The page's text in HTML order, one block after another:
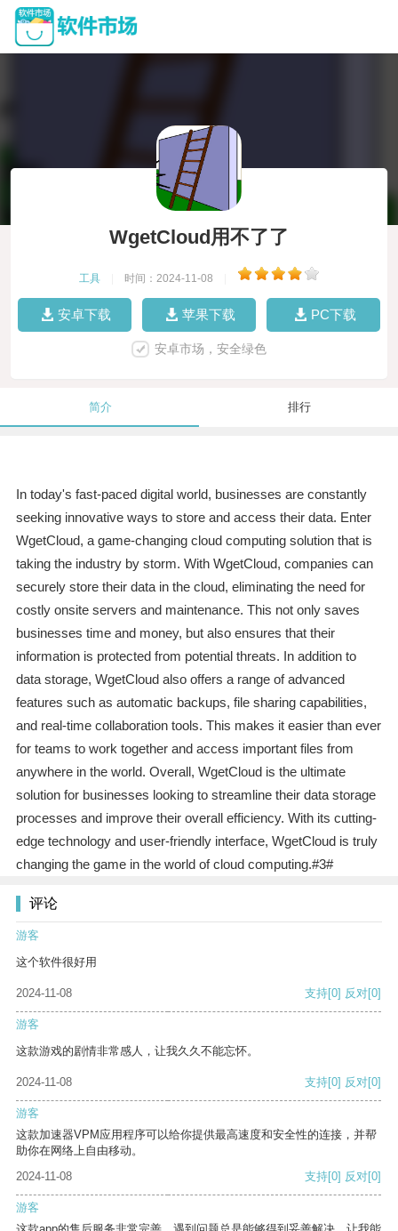
WgetCloud用不了了
工具 时间：2024-11-08
安卓下载 苹果下载 PC下载
安卓市场，安全绿色
简介 排行
In today's fast-paced digital world, businesses are constantly
seeking innovative ways to store and access their data. Enter
WgetCloud, a game-changing cloud computing solution that is
taking the industry by storm. With WgetCloud, companies can
securely store their data in the cloud, eliminating the need for
costly onsite servers and maintenance. This not only saves
businesses time and money, but also ensures that their
information is protected from potential threats. In addition to
data storage, WgetCloud also offers a range of advanced
features such as automatic backups, file sharing capabilities,
and real-time collaboration tools. This makes it easier than ever
for teams to work together and access important files from
anywhere in the world. Overall, WgetCloud is the ultimate
solution for businesses looking to streamline their data storage
processes and improve their overall efficiency. With its cutting-
edge technology and user-friendly interface, WgetCloud is truly
changing the game in the world of cloud computing.#3#
评论
游客
这个软件很好用
2024-11-08 支持[0] 反对[0]
游客
这款游戏的剧情非常感人，让我久久不能忘怀。
2024-11-08 支持[0] 反对[0]
游客
这款加速器VPM应用程序可以给你提供最高速度和安全性的连接，并帮
助你在网络上自由移动。
2024-11-08
支持[0] 反对[0]
游客